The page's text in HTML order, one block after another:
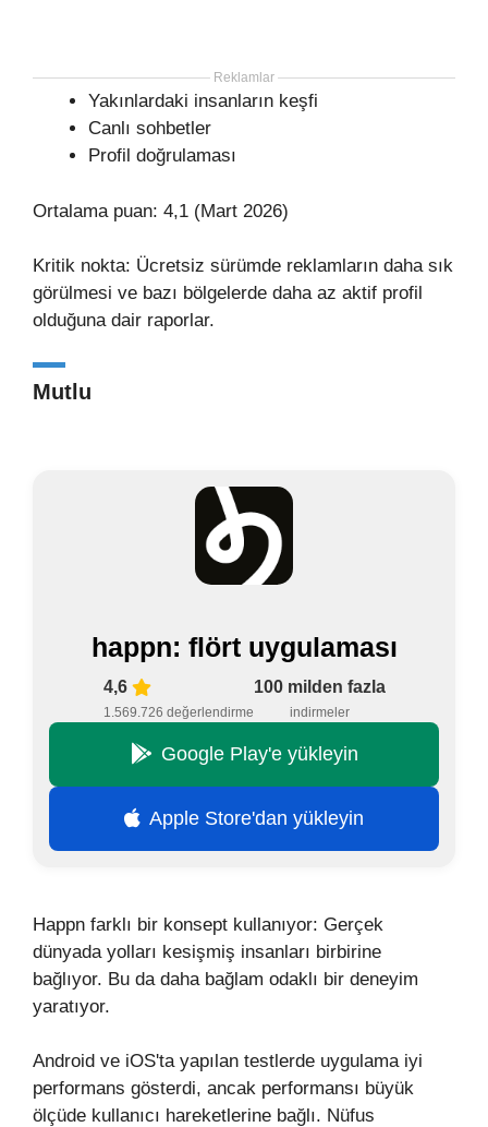
Reklamlar
Yakınlardaki insanların keşfi
Canlı sohbetler
Profil doğrulaması
Ortalama puan: 4,1 (Mart 2026)
Kritik nokta: Ücretsiz sürümde reklamların daha sık
görülmesi ve bazı bölgelerde daha az aktif profil
olduğuna dair raporlar.
Mutlu
happn: flört uygulaması
4,6
1.569.726 değerlendirme
100 milden fazla
indirmeler
Google Play'e yükleyin
Apple Store'dan yükleyin
Happn farklı bir konsept kullanıyor: Gerçek
dünyada yolları kesişmiş insanları birbirine
bağlıyor. Bu da daha bağlam odaklı bir deneyim
yaratıyor.
Android ve iOS'ta yapılan testlerde uygulama iyi
performans gösterdi, ancak performansı büyük
ölçüde kullanıcı hareketlerine bağlı. Nüfus